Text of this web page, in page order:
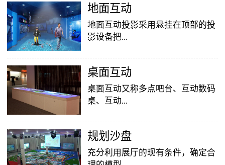
地面互动
地面互动投影采用悬挂在顶部的投
影设备把...
影像效果投射到地面，当参访着走
至投影区域时，通过系统识别，参
访者可以直接使用双脚或动作与投
效果就会随着你的脚步产生相应的
变幻。地面互动投影系统是集虚拟
互动投影项目，包括水波纹、翻
桌面互动
桌面互动又称多点吧台、互动数码
桌、互动...
投影桌面，让普通的吧台（桌面）
变成一个多媒体互动娱乐游戏消费
平台，图文并茂，形式新颖，令桌
​规划沙盘
充分利用展厅的现有条件，确定合